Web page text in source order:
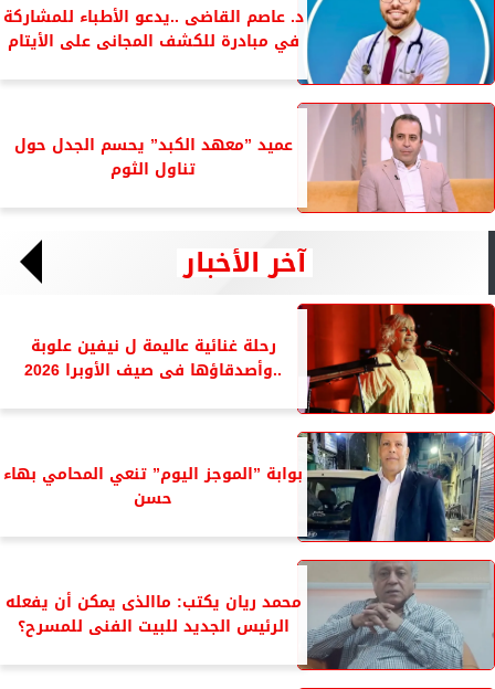
د. عاصم القاضى ..يدعو الأطباء للمشاركة
في مبادرة للكشف المجانى على الأيتام
عميد ”معهد الكبد” يحسم الجدل حول
تناول الثوم
آخر الأخبار
رحلة غنائية عاليمة ل نيفين علوبة
..وأصدقاؤها فى صيف الأوبرا 2026
بوابة ”الموجز اليوم” تنعي المحامي بهاء
حسن
محمد ريان يكتب: ماالذى يمكن أن يفعله
الرئيس الجديد للبيت الفنى للمسرح؟